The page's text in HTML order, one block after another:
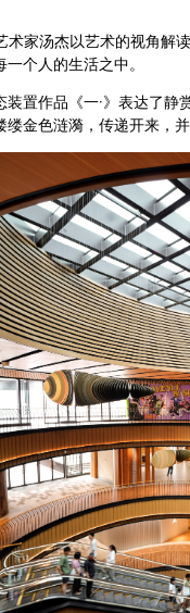
术家汤杰以艺术的视角
个人的生活之中。
装置作品《一·》表达了
金色涟漪，传递开来，并